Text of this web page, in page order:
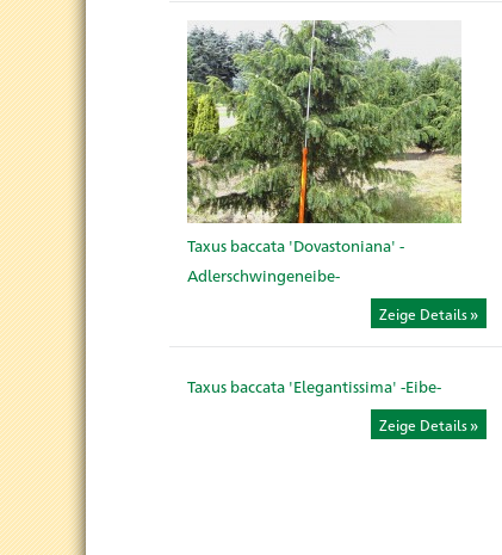
Taxus baccata 'Dovastoniana' -
Adlerschwingeneibe-
Zeige Details
Taxus baccata 'Elegantissima' -Eibe-
Zeige Details